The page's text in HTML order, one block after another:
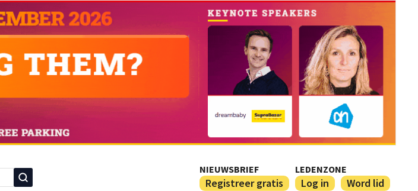
NIEUWSBRIEF
Registreer gratis
LEDENZONE
Log in Word lid